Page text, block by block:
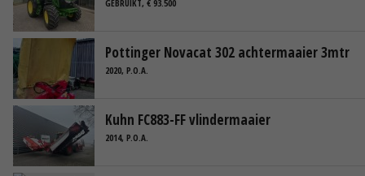
GEBRUIKT, € 93.500
Pottinger Novacat 302 achtermaaier 3mtr
2020, P.O.A.
Kuhn FC883-FF vlindermaaier
2014, P.O.A.